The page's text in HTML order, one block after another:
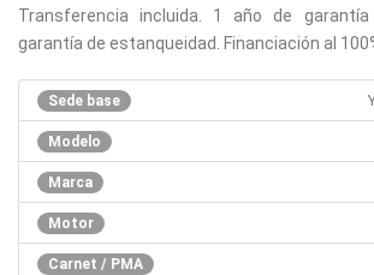
Transferencia incluida. 1 año de
garantía de estanqueidad. Financiación al
Sede base
Modelo
Marca
Motor
Carnet / PMA